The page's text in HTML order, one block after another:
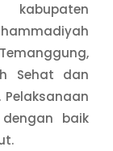
Sehat dan
Pelaksanaan
baik